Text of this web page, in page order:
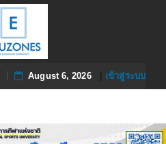
August 6, 2026| เข้าสู่ระบบ